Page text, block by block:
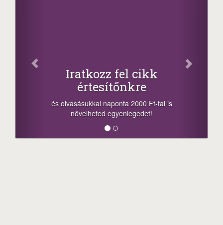
fel cikk
naponta 2000 Ft-tal is
növelheted egyenlegedet!
Oszd
megosztási